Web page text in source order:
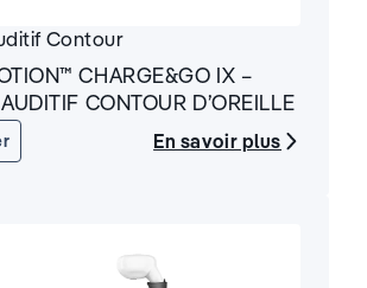
Contour
CHARGE&GO IX –
CONTOUR D’OREILLE
En savoir plus